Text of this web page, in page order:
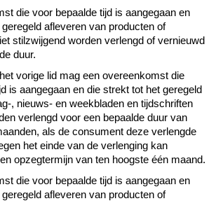
die voor bepaalde tijd is aangegaan en
afleveren van producten of
stilzwijgend worden verlengd of vernieuwd
duur.
vorige lid mag een overeenkomst die
is aangegaan en die strekt tot het geregeld
, nieuws- en weekbladen en tijdschriften
verlengd voor een bepaalde duur van
als de consument deze verlengde
het einde van de verlenging kan
opzegtermijn van ten hoogste één maand.
die voor bepaalde tijd is aangegaan en
afleveren van producten of